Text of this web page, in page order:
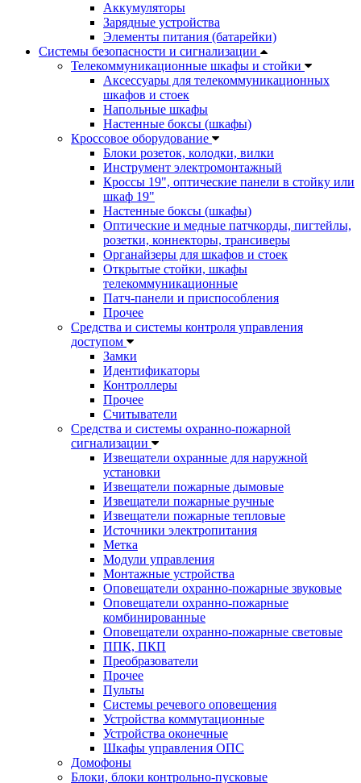
Аккумуляторы
Зарядные устройства
Элементы питания (батарейки)
Системы безопасности и сигнализации
Телекоммуникационные шкафы и стойки
Аксессуары для телекоммуникационных
шкафов и стоек
Напольные шкафы
Настенные боксы (шкафы)
Кроссовое оборудование
Блоки розеток, колодки, вилки
Инструмент электромонтажный
Кроссы 19", оптические панели в стойку или
шкаф 19"
Настенные боксы (шкафы)
Оптические и медные патчкорды, пигтейлы,
розетки, коннекторы, трансиверы
Органайзеры для шкафов и стоек
Открытые стойки, шкафы
телекоммуникационные
Патч-панели и приспособления
Прочее
Средства и системы контроля управления
доступом
Замки
Идентификаторы
Контроллеры
Прочее
Считыватели
Средства и системы охранно-пожарной
сигнализации
Извещатели охранные для наружной
установки
Извещатели пожарные дымовые
Извещатели пожарные ручные
Извещатели пожарные тепловые
Источники электропитания
Метка
Модули управления
Монтажные устройства
Оповещатели охранно-пожарные звуковые
Оповещатели охранно-пожарные
комбинированные
Оповещатели охранно-пожарные световые
ППК, ПКП
Преобразователи
Прочее
Пульты
Системы речевого оповещения
Устройства коммутационные
Устройства оконечные
Шкафы управления ОПС
Домофоны
Блоки, блоки контрольно-пусковые